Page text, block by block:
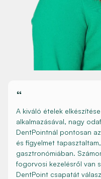
“
A kiváló ételek
alkalmazásával, nagy
DentPointnál pontosan
és figyelmet
gasztronómiában.
fogorvosi kezelésről van
DentPoint csapatát